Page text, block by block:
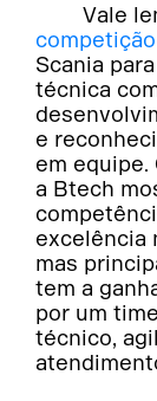
Vale
Scania
técnica
e
em equipe.
a Btech
excelência
mas
tem a
por um
técnico,